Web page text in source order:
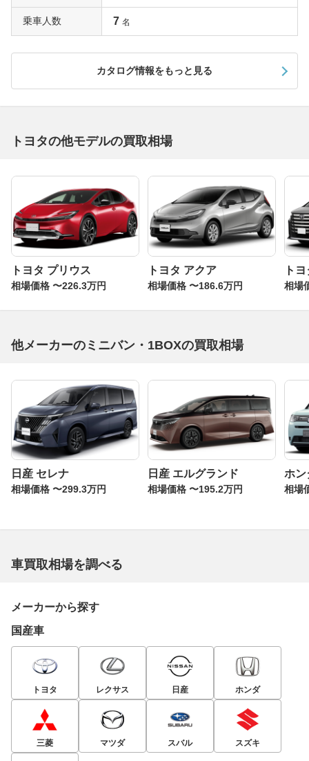
乗車人数 7 名
カタログ情報をもっと見る
トヨタの他モデルの買取相場
トヨタ プリウス
相場価格 〜226.3万円
トヨタ アクア
相場価格 〜186.6万円
ト
相場
他メーカーのミニバン・1BOXの買取相場
日産 セレナ
相場価格 〜299.3万円
日産 エルグランド
相場価格 〜195.2万円
ホン
相場
車買取相場を調べる
メーカーから探す
国産車
トヨタ レクサス 日産 ホンダ
三菱 マツダ スバル スズキ